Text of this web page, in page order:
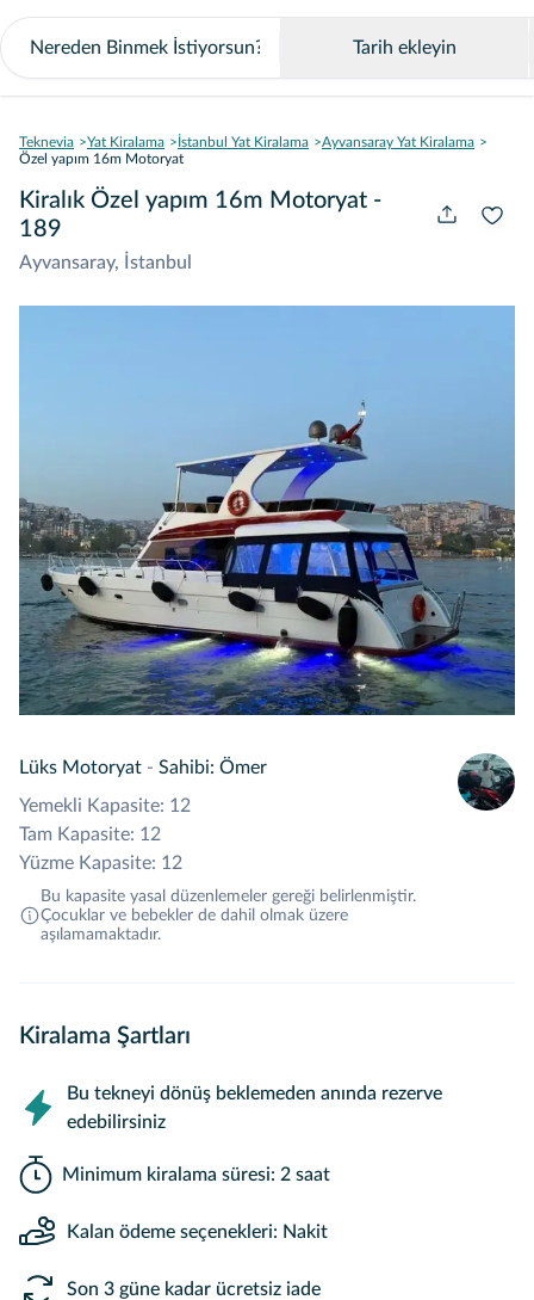
Tarih ekleyin
Teknevia Yat Kiralama İstanbul Yat Kiralama
Ayvansaray Yat Kiralama
Özel yapım 16m Motoryat
Kiralık Özel yapım 16m Motoryat -
189
Ayvansaray, İstanbul
Lüks Motoryat - Sahibi: Ömer
Yemekli Kapasite: 12
Tam Kapasite: 12
Yüzme Kapasite: 12
Bu kapasite yasal düzenlemeler gereği belirlenmiştir.
Çocuklar ve bebekler de dahil olmak üzere
aşılamamaktadır.
Kiralama Şartları
Bu tekneyi dönüş beklemeden anında rezerve
edebilirsiniz
Minimum kiralama süresi: 2 saat
Kalan ödeme seçenekleri: Nakit
Son 3 güne kadar ücretsiz iade